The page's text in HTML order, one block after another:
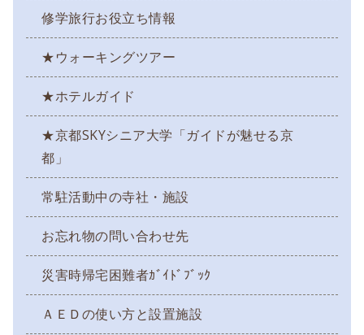
修学旅行お役立ち情報
★ウォーキングツアー
★ホテルガイド
★京都SKYシニア大学「ガイドが魅せる京
都」
常駐活動中の寺社・施設
お忘れ物の問い合わせ先
災害時帰宅困難者ｶﾞｲﾄﾞﾌﾞｯｸ
ＡＥＤの使い方と設置施設